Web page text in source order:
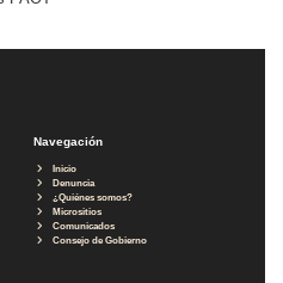
Navegación
Inicio
Denuncia
¿Quiénes somos?
Micrositios
Comunicados
Consejo de Gobierno